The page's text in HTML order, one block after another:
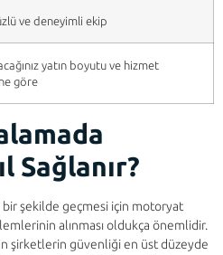
ve deneyimli ekip
yatın boyutu ve hizmet
göre
Sağlanır?
şekilde geçmesi için motoryat
alınması oldukça önemlidir.
şirketlerin güvenliği en üst düzeyde